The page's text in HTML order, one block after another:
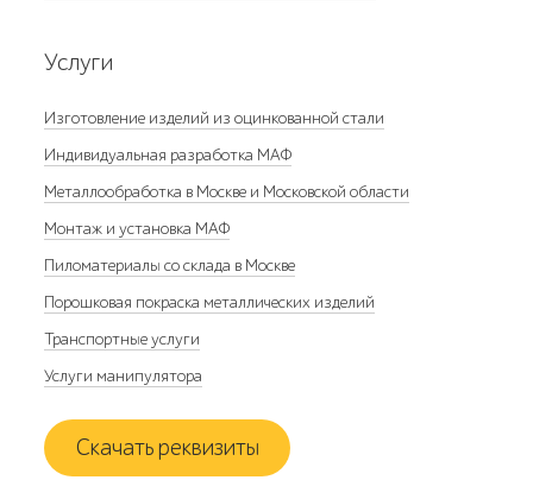
Услуги
Изготовление изделий из оцинкованной стали
Индивидуальная разработка МАФ
Металлообработка в Москве и Московской области
Монтаж и установка МАФ
Пиломатериалы со склада в Москве
Порошковая покраска металлических изделий
Транспортные услуги
Услуги манипулятора
Скачать реквизиты